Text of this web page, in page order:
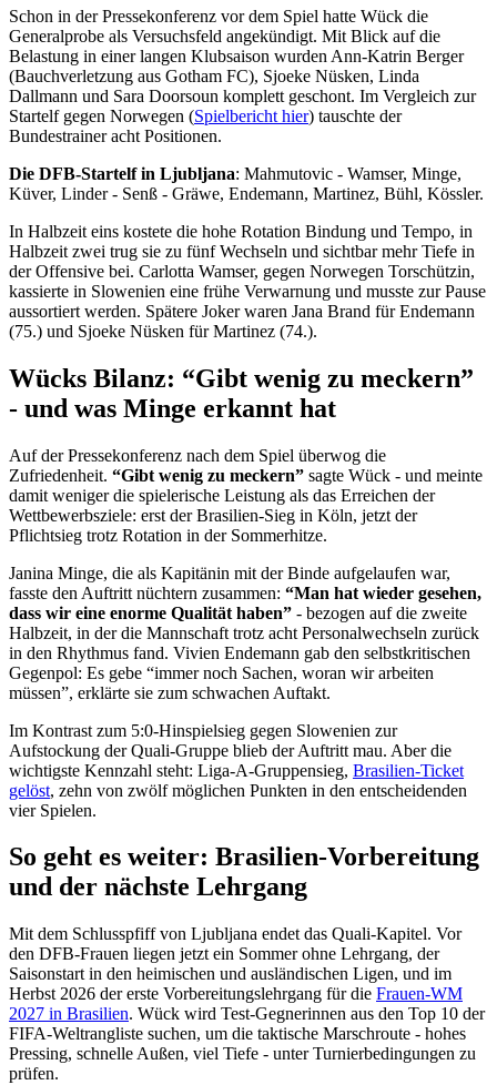
Schon in der Pressekonferenz vor dem Spiel hatte Wück die
Generalprobe als Versuchsfeld angekündigt. Mit Blick auf die
Belastung in einer langen Klubsaison wurden Ann-Katrin Berger
(Bauchverletzung aus Gotham FC), Sjoeke Nüsken, Linda
Dallmann und Sara Doorsoun komplett geschont. Im Vergleich zur
Startelf gegen Norwegen (Spielbericht hier) tauschte der
Bundestrainer acht Positionen.
Die DFB-Startelf in Ljubljana: Mahmutovic - Wamser, Minge,
Küver, Linder - Senß - Gräwe, Endemann, Martinez, Bühl, Kössler.
In Halbzeit eins kostete die hohe Rotation Bindung und Tempo, in
Halbzeit zwei trug sie zu fünf Wechseln und sichtbar mehr Tiefe in
der Offensive bei. Carlotta Wamser, gegen Norwegen Torschützin,
kassierte in Slowenien eine frühe Verwarnung und musste zur Pause
aussortiert werden. Spätere Joker waren Jana Brand für Endemann
(75.) und Sjoeke Nüsken für Martinez (74.).
Wücks Bilanz: “Gibt wenig zu meckern”
- und was Minge erkannt hat
Auf der Pressekonferenz nach dem Spiel überwog die
Zufriedenheit. “Gibt wenig zu meckern” sagte Wück - und meinte
damit weniger die spielerische Leistung als das Erreichen der
Wettbewerbsziele: erst der Brasilien-Sieg in Köln, jetzt der
Pflichtsieg trotz Rotation in der Sommerhitze.
Janina Minge, die als Kapitänin mit der Binde aufgelaufen war,
fasste den Auftritt nüchtern zusammen: “Man hat wieder gesehen,
dass wir eine enorme Qualität haben” - bezogen auf die zweite
Halbzeit, in der die Mannschaft trotz acht Personalwechseln zurück
in den Rhythmus fand. Vivien Endemann gab den selbstkritischen
Gegenpol: Es gebe “immer noch Sachen, woran wir arbeiten
müssen”, erklärte sie zum schwachen Auftakt.
Im Kontrast zum 5:0-Hinspielsieg gegen Slowenien zur
Aufstockung der Quali-Gruppe blieb der Auftritt mau. Aber die
wichtigste Kennzahl steht: Liga-A-Gruppensieg, Brasilien-Ticket
gelöst, zehn von zwölf möglichen Punkten in den entscheidenden
vier Spielen.
So geht es weiter: Brasilien-Vorbereitung
und der nächste Lehrgang
Mit dem Schlusspfiff von Ljubljana endet das Quali-Kapitel. Vor
den DFB-Frauen liegen jetzt ein Sommer ohne Lehrgang, der
Saisonstart in den heimischen und ausländischen Ligen, und im
Herbst 2026 der erste Vorbereitungslehrgang für die Frauen-WM
2027 in Brasilien. Wück wird Test-Gegnerinnen aus den Top 10 der
FIFA-Weltrangliste suchen, um die taktische Marschroute - hohes
Pressing, schnelle Außen, viel Tiefe - unter Turnierbedingungen zu
prüfen.